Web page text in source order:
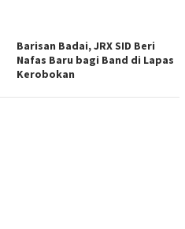
Barisan Badai, JRX SID Beri
Nafas Baru bagi Band di Lapas
Kerobokan